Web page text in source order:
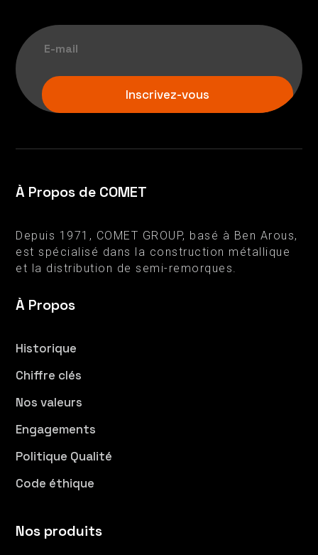
Inscrivez-vous
À Propos de COMET
Depuis 1971, COMET GROUP, basé à Ben Arous,
est spécialisé dans la construction métallique
et la distribution de semi-remorques.
À Propos
Historique
Chiffre clés
Nos valeurs
Engagements
Politique Qualité
Code éthique
Nos produits